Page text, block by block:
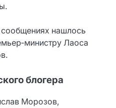
нашлось
Лаоса
блогера
Морозов,